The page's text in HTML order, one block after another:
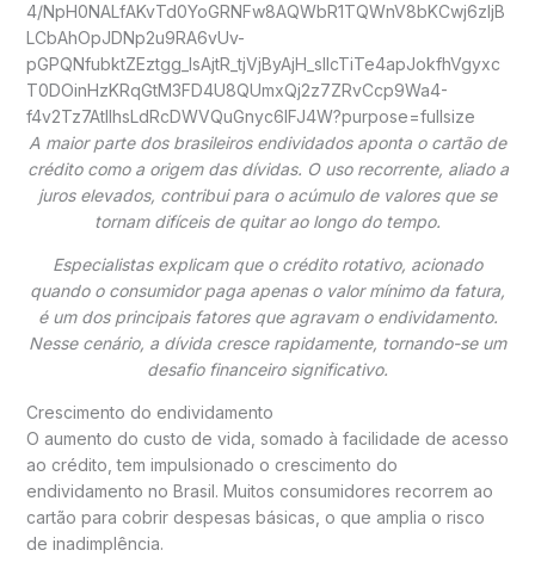
A maior parte dos brasileiros endividados aponta o cartão de
crédito como a origem das dívidas. O uso recorrente, aliado a
juros elevados, contribui para o acúmulo de valores que se
tornam difíceis de quitar ao longo do tempo.
Especialistas explicam que o crédito rotativo, acionado
quando o consumidor paga apenas o valor mínimo da fatura,
é um dos principais fatores que agravam o endividamento.
Nesse cenário, a dívida cresce rapidamente, tornando-se um
desafio financeiro significativo.
Crescimento do endividamento
O aumento do custo de vida, somado à facilidade de acesso
ao crédito, tem impulsionado o crescimento do
endividamento no Brasil. Muitos consumidores recorrem ao
cartão para cobrir despesas básicas, o que amplia o risco
de inadimplência.